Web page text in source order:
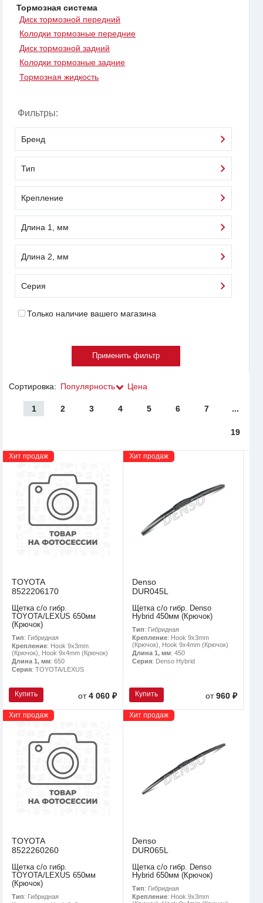
Тормозная система
Диск тормозной передний
Колодки тормозные передние
Диск тормозной задний
Колодки тормозные задние
Тормозная жидкость
Фильтры:
Бренд
Тип
Крепление
Длина 1, мм
Длина 2, мм
Серия
Только наличие вашего магазина
Сортировка: Популярность Цена
1 2 3 4 5 6 7 ...
19
Хит продаж
TOYOTA
8522206170
Щетка с/о гибр.
TOYOTA/LEXUS 650мм
(Крючок)
Тип: Гибридная
Крепление: Hook 9x3mm
(Крючок), Hook 9x4mm (Крючок)
Длина 1, мм: 650
Серия: TOYOTA/LEXUS
Купить от4 060 ₽
Хит продаж
Denso
DUR045L
Щетка с/о гибр. Denso
Hybrid 450мм (Крючок)
Тип: Гибридная
Крепление: Hook 9x3mm
(Крючок), Hook 9x4mm (Крючок)
Длина 1, мм: 450
Серия: Denso Hybrid
Купить от960 ₽
Хит продаж
TOYOTA
8522260260
Щетка с/о гибр.
TOYOTA/LEXUS 650мм
(Крючок)
Тип: Гибридная
Хит продаж
Denso
DUR065L
Щетка с/о гибр. Denso
Hybrid 650мм (Крючок)
Тип: Гибридная
Крепление: Hook 9x3mm